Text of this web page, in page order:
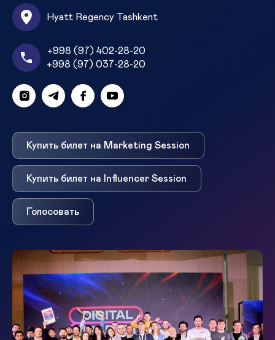
Hyatt Regency Tashkent
+998 (97) 402-28-20
+998 (97) 037-28-20
Купить билет на Marketing Session
Купить билет на Influencer Session
Голосовать